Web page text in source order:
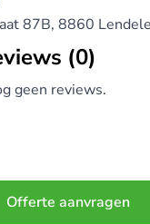
87B, 8860
(0)
geen reviews.
Offerte aanvragen